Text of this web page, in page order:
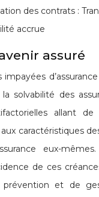
des contrats :
accrue
assuré
impayées
solvabilité des
allant de
caractéristiques
eux-
de ces
prévention et de